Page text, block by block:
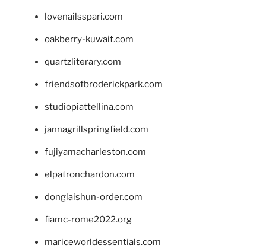
lovenailsspari.com
oakberry-kuwait.com
quartzliterary.com
friendsofbroderickpark.com
studiopiattellina.com
jannagrillspringfield.com
fujiyamacharleston.com
elpatronchardon.com
donglaishun-order.com
fiamc-rome2022.org
mariceworldessentials.com